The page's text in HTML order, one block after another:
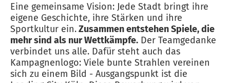
Eine gemeinsame Vision: Jede Stadt bringt ihre
eigene Geschichte, ihre Stärken und ihre
Sportkultur ein.Zusammen entstehen Spiele, die
mehr sind als nur Wettkämpfe. Der Teamgedanke
verbindet uns alle. Dafür steht auch das
Kampagnenlogo: Viele bunte Strahlen vereinen
sich zu einem Bild - Ausgangspunkt ist die